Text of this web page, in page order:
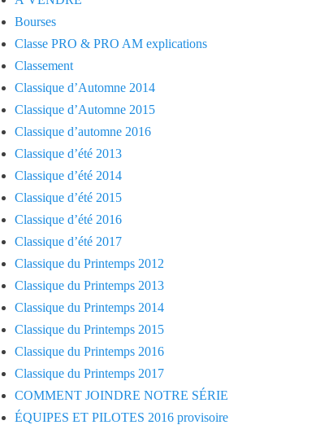
Bourses
Classe PRO & PRO AM explications
Classement
Classique d’Automne 2014
Classique d’Automne 2015
Classique d’automne 2016
Classique d’été 2013
Classique d’été 2014
Classique d’été 2015
Classique d’été 2016
Classique d’été 2017
Classique du Printemps 2012
Classique du Printemps 2013
Classique du Printemps 2014
Classique du Printemps 2015
Classique du Printemps 2016
Classique du Printemps 2017
COMMENT JOINDRE NOTRE SÉRIE
ÉQUIPES ET PILOTES 2016 provisoire